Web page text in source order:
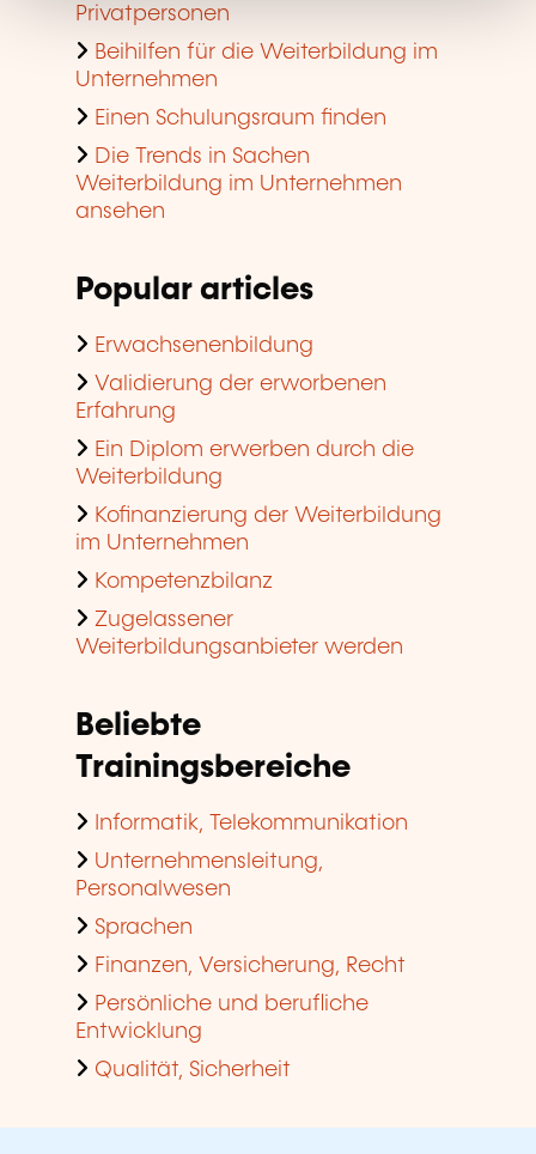
Privatpersonen
Beihilfen für die Weiterbildung im
Unternehmen
Einen Schulungsraum finden
Die Trends in Sachen
Weiterbildung im Unternehmen
ansehen
Popular articles
Erwachsenenbildung
Validierung der erworbenen
Erfahrung
Ein Diplom erwerben durch die
Weiterbildung
Kofinanzierung der Weiterbildung
im Unternehmen
Kompetenzbilanz
Zugelassener
Weiterbildungsanbieter werden
Beliebte
Trainingsbereiche
Informatik, Telekommunikation
Unternehmensleitung,
Personalwesen
Sprachen
Finanzen, Versicherung, Recht
Persönliche und berufliche
Entwicklung
Qualität, Sicherheit